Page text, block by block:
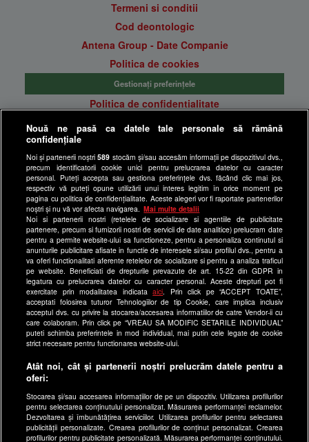
Termeni si conditii
Cod deontologic
Antena Group - Date Companie
Politica de cookies
Gestionați preferințele
Politica de confidentialitate
Anunturi gratuite pe Lajumate.ro
Program Happy Channel
Echipa editorială
Site-uri Antena Group
a1.ro
antenastars.ro
as.ro
catine.ro
chefi.ro
deparinti.ro
medicool.ro
spynews.ro
useit.ro
retetefeldefel.ro
zutv.ro
Nouă ne pasă ca datele tale personale să rămână
confidențiale
Noi și partenerii noștri589 stocăm și/sau accesăm informații pe dispozitivul dvs.,
precum identificatorii cookie unici pentru prelucrarea datelor cu caracter
personal. Puteți accepta sau gestiona preferințele dvs. făcând clic mai jos,
respectiv vă puteți opune utilizării unui interes legitim în orice moment pe
pagina cu politica de confidențialitate. Aceste alegeri vor fi raportate partenerilor
noștri și nu vă vor afecta navigarea.
Mai multe detalii
Noi si partenerii nostri (retelele de socializare si agentiile de publicitate
partenere, precum si furnizorii nostri de servicii de date analitice) prelucram date
pentru a permite website-ului sa functioneze, pentru a personaliza continutul si
anunturile publicitare afisate in functie de interesele si/sau profilul dvs., pentru a
va oferi functionalitati aferente retelelor de socializare si pentru a analiza traficul
pe website. Beneficiati de drepturile prevazute de art. 15-22 din GDPR in
legatura cu prelucrarea datelor cu caracter personal. Aceste drepturi pot fi
exercitate prin modalitatea indicataaici . Prin click pe “ACCEPT TOATE”,
acceptati folosirea tuturor Tehnologiilor de tip Cookie, care implica inclusiv
acceptul dvs. cu privire la stocarea/accesarea informatiilor de catre Vendor-ii cu
care colaboram. Prin click pe “VREAU SA MODIFIC SETARILE INDIVIDUAL”
puteti schimba preferintele in mod individual, mai putin cele legate de cookie
strict necesare pentru functionarea website-ului.
Atât noi, cât și partenerii noștri prelucrăm datele pentru a
oferi:
Stocarea și/sau accesarea informațiilor de pe un dispozitiv. Utilizarea profilurilor
pentru selectarea conținutului personalizat. Măsurarea performanței reclamelor.
Dezvoltarea și îmbunătățirea serviciilor. Utilizarea profilurilor pentru selectarea
publicității personalizate. Crearea profilurilor de conținut personalizat. Crearea
profilurilor pentru publicitate personalizată. Măsurarea performanței conținutului.